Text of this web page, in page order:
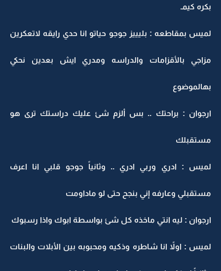
بكره كيمـ
لميس بمقاطعه : بليييز جوجو حياتو انا حدي رايقه لاتعكرين
مزاجي بالأقزامات والدراسه ومدري ايش بعدين نحكي
بهالموضوع
ارجوان : براحتك .. بس ألزم شئ عليك دراستك ترى هو
مستقبلك
لميس : ادري وربي ادري .. وثانياً جوجو قلبي انا اعرف
مستقبلي وعارفه إني بنجح حتى لو ماداومت
ارجوان : ليه انتي ماخذه كل شئ بواسطة ابوك واذا رسبوك
لميس : اولاً انا شاطره وذكيه ومحبوبه بين الأبلات والبنات